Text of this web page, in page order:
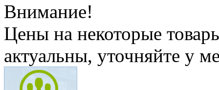
Внимание!
Цены на некоторые
актуальны, уточняйте у